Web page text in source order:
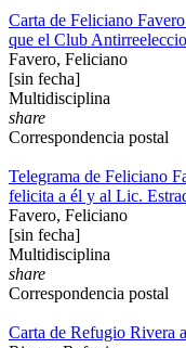
Carta de Feliciano
que el Club
Favero, Feliciano
[sin fecha]
Multidisciplina
share
Correspondencia postal
Telegrama de Feliciano
felicita a él y al Lic.
Favero, Feliciano
[sin fecha]
Multidisciplina
share
Correspondencia postal
Carta de Refugio Rivera